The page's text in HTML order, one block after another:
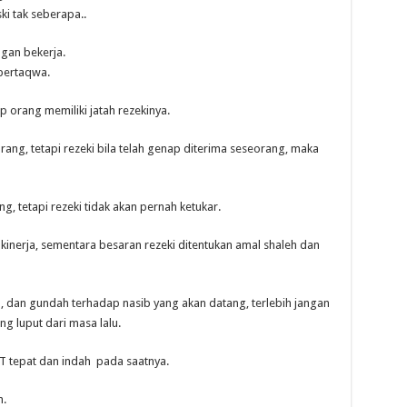
tak seberapa..
bekerja.
orang memiliki jatah rezekinya.
tetapi rezeki bila telah genap diterima seseorang, maka
tetapi rezeki tidak akan pernah ketukar.
sementara besaran rezeki ditentukan amal shaleh dan
dan gundah terhadap nasib yang akan datang, terlebih jangan
luput dari masa lalu.
tepat dan indah pada saatnya.